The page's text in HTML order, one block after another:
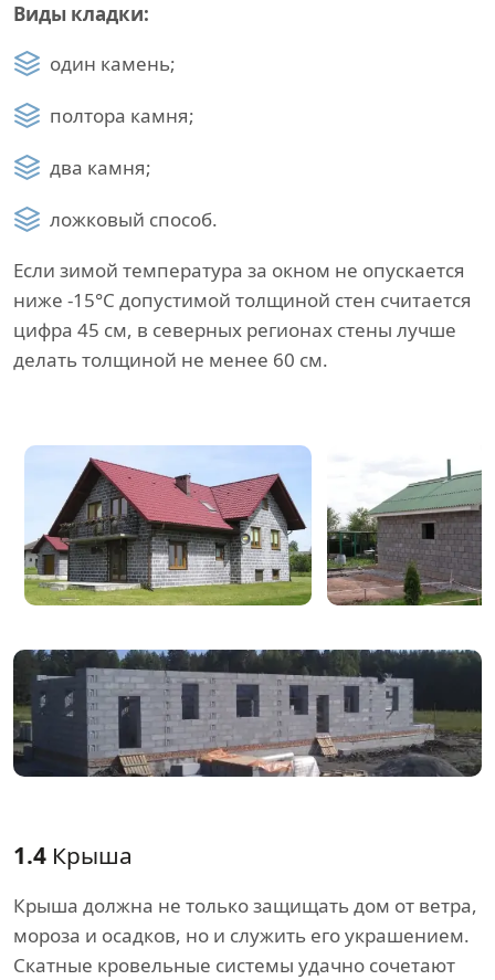
Виды кладки:
один камень;
полтора камня;
два камня;
ложковый способ.
Если зимой температура за окном не опускается
ниже -15°C допустимой толщиной стен считается
цифра 45 см, в северных регионах стены лучше
делать толщиной не менее 60 см.
1.4 Крыша
Крыша должна не только защищать дом от ветра,
мороза и осадков, но и служить его украшением.
Скатные кровельные системы удачно сочетают